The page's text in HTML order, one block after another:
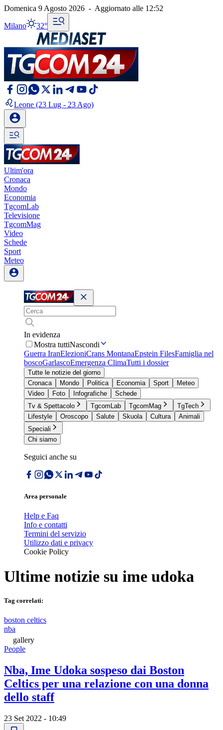
Domenica 9 Agosto 2026 - Aggiornato alle 12:52
Milano 32°
Leone (23 Lug - 23 Ago)
Ultim'ora
Cronaca
Mondo
Economia
TgcomLab
Televisione
TgcomMag
Video
Schede
Sport
Meteo
In evidenza
Mostra tuttiNascondi
Guerra IranElezioniCrans MontanaEpstein FilesFamiglia nel
boscoGarlascoEmergenza ClimaTutti i dossier
Tutte le notizie del giorno
Cronaca
Mondo Politica Economia Sport
Meteo
Video
Foto Infografiche
Schede
Tv & Spettacolo
TgcomLab TgcomMag
TgTech
Lifestyle
Oroscopo Salute Skuola Cultura
Animali
Speciali
Chi siamo
Seguici anche su
Area personale
Help e Faq
Info e contatti
Termini del servizio
Utilizzo dati e privacy
Cookie Policy
Ultime notizie su ime udoka
Tag correlati:
boston celtics
nba
gallery
People
Nba, Ime Udoka sospeso dai Boston
Celtics per una relazione con una donna
dello staff
23 Set 2022 - 10:49